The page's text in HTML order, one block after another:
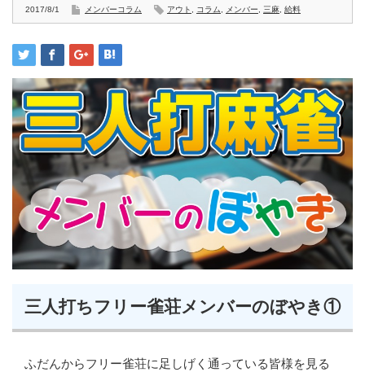
2017/8/1 メンバーコラム アウト コラム メンバー 三麻 給料
三人打ちフリー雀荘メンバーのぼやき①
ふだんからフリー雀荘に足しげく通っている皆様を見る